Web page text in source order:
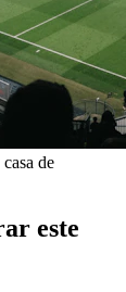
de
este